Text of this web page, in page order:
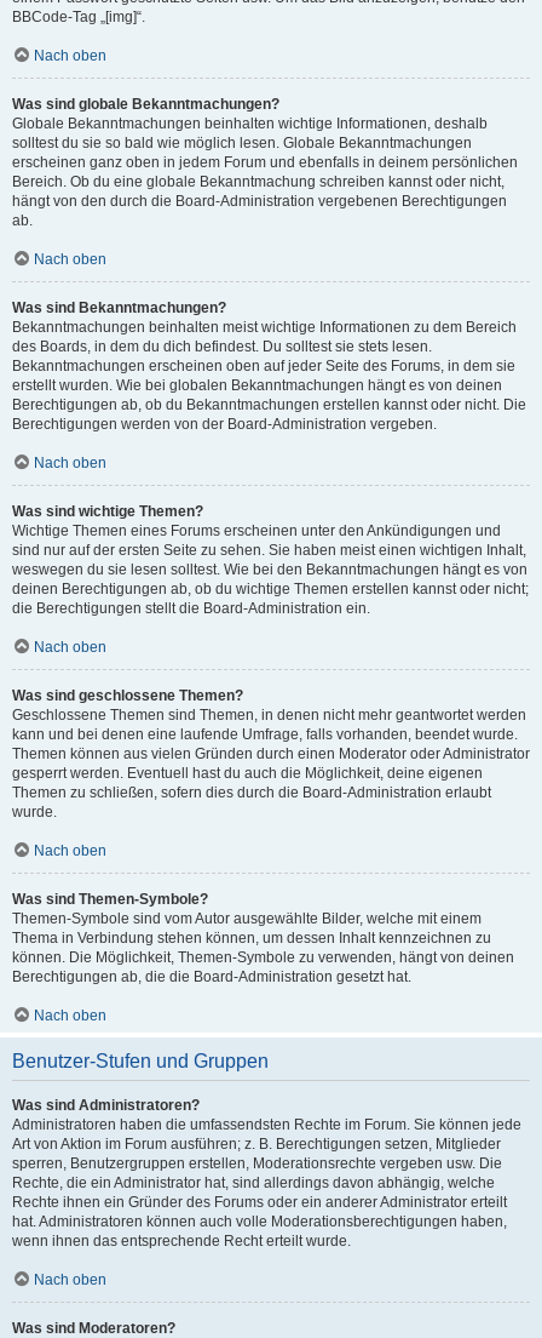
BBCode-Tag „[img]“.
Nach oben
Was sind globale Bekanntmachungen?
Globale Bekanntmachungen beinhalten wichtige Informationen, deshalb
solltest du sie so bald wie möglich lesen. Globale Bekanntmachungen
erscheinen ganz oben in jedem Forum und ebenfalls in deinem persönlichen
Bereich. Ob du eine globale Bekanntmachung schreiben kannst oder nicht,
hängt von den durch die Board-Administration vergebenen Berechtigungen
ab.
Nach oben
Was sind Bekanntmachungen?
Bekanntmachungen beinhalten meist wichtige Informationen zu dem Bereich
des Boards, in dem du dich befindest. Du solltest sie stets lesen.
Bekanntmachungen erscheinen oben auf jeder Seite des Forums, in dem sie
erstellt wurden. Wie bei globalen Bekanntmachungen hängt es von deinen
Berechtigungen ab, ob du Bekanntmachungen erstellen kannst oder nicht. Die
Berechtigungen werden von der Board-Administration vergeben.
Nach oben
Was sind wichtige Themen?
Wichtige Themen eines Forums erscheinen unter den Ankündigungen und
sind nur auf der ersten Seite zu sehen. Sie haben meist einen wichtigen Inhalt,
weswegen du sie lesen solltest. Wie bei den Bekanntmachungen hängt es von
deinen Berechtigungen ab, ob du wichtige Themen erstellen kannst oder nicht;
die Berechtigungen stellt die Board-Administration ein.
Nach oben
Was sind geschlossene Themen?
Geschlossene Themen sind Themen, in denen nicht mehr geantwortet werden
kann und bei denen eine laufende Umfrage, falls vorhanden, beendet wurde.
Themen können aus vielen Gründen durch einen Moderator oder Administrator
gesperrt werden. Eventuell hast du auch die Möglichkeit, deine eigenen
Themen zu schließen, sofern dies durch die Board-Administration erlaubt
wurde.
Nach oben
Was sind Themen-Symbole?
Themen-Symbole sind vom Autor ausgewählte Bilder, welche mit einem
Thema in Verbindung stehen können, um dessen Inhalt kennzeichnen zu
können. Die Möglichkeit, Themen-Symbole zu verwenden, hängt von deinen
Berechtigungen ab, die die Board-Administration gesetzt hat.
Nach oben
Benutzer-Stufen und Gruppen
Was sind Administratoren?
Administratoren haben die umfassendsten Rechte im Forum. Sie können jede
Art von Aktion im Forum ausführen; z. B. Berechtigungen setzen, Mitglieder
sperren, Benutzergruppen erstellen, Moderationsrechte vergeben usw. Die
Rechte, die ein Administrator hat, sind allerdings davon abhängig, welche
Rechte ihnen ein Gründer des Forums oder ein anderer Administrator erteilt
hat. Administratoren können auch volle Moderationsberechtigungen haben,
wenn ihnen das entsprechende Recht erteilt wurde.
Nach oben
Was sind Moderatoren?